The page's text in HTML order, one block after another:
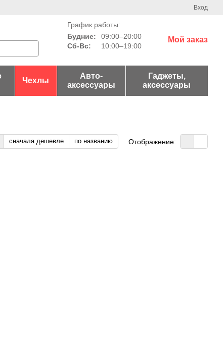
Вход
График работы:
Будние:
09:00–20:00
Сб-Вс:
10:00–19:00
Мой заказ
Чехлы
Авто-
аксессуары
Гаджеты,
аксессуары
сначала дешевле по названию Отображение: